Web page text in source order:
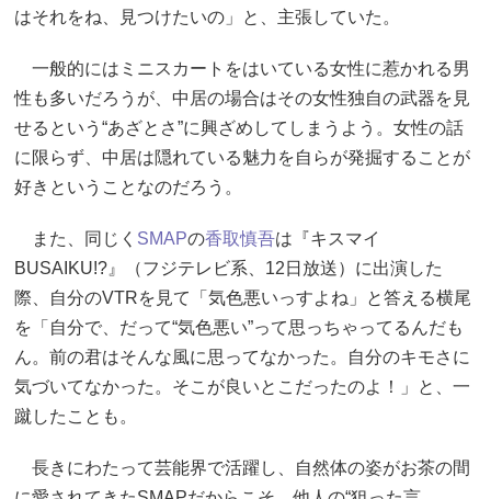
はそれをね、見つけたいの」と、主張していた。
一般的にはミニスカートをはいている女性に惹かれる男
性も多いだろうが、中居の場合はその女性独自の武器を見
せるという“あざとさ”に興ざめしてしまうよう。女性の話
に限らず、中居は隠れている魅力を自らが発掘することが
好きということなのだろう。
また、同じく SMAPの香取慎吾は『キスマイ
BUSAIKU!?』（フジテレビ系、12日放送）に出演した
際、自分のVTRを見て「気色悪いっすよね」と答える横尾
を「自分で、だって“気色悪い”って思っちゃってるんだも
ん。前の君はそんな風に思ってなかった。自分のキモさに
気づいてなかった。そこが良いとこだったのよ！」と、一
蹴したことも。
長きにわたって芸能界で活躍し、自然体の姿がお茶の間